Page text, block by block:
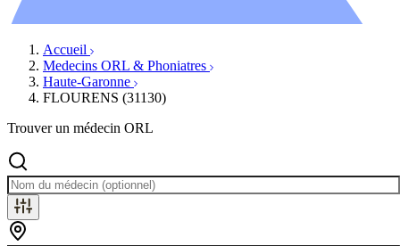
Accueil
Medecins ORL & Phoniatres
Haute-Garonne
FLOURENS (31130)
Trouver un médecin ORL